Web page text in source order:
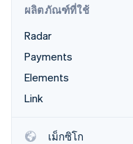
การป้องกันการฉ้อโกง
Atlas
การก่อตั้งบริษัทสตาร์ทอัพ
Climate
การขจัดคาร์บอน
ผลิตภัณฑ์ที่ใช้
Radar
Payments
Elements
Link
เม็กซิโก